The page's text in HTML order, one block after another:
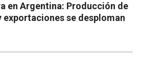
en Argentina: Producción de
exportaciones se desploman